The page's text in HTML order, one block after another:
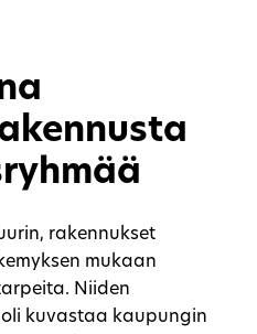
rakennukset
mukaan
Niiden
kuvastaa kaupungin